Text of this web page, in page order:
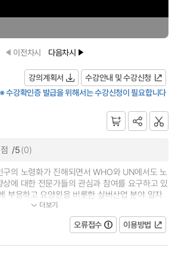
이전차시 다음차시
강의계획서
수강안내 및 수강신청
※ 수강확인증 발급을 위해서는 수강신청이 필요합니다
/5(0)
구의 노령화가 진해되면서 WHO와 UN에서도 노
에 대한 전문가들의 관심과 참여를 요구하고 있
부응하고 요양원을 비롯한 실버산업 분야 일자
는 시점에...더보기
오류접수 이용방법